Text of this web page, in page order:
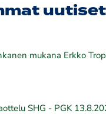
uutiset
mukana Erkko
SHG - PGK